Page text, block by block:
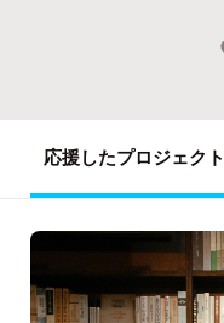
応援したプロジェクト